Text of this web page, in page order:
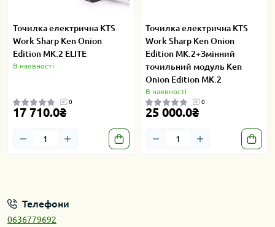
Точилка електрична KTS
Work Sharp Ken Onion
Edition MK.2 ELITE
В наявності
0
17 710.0₴
Точилка електрична KTS
Work Sharp Ken Onion
Edition MK.2+Змінний
точильний модуль Ken
Onion Edition MK.2
В наявності
0
25 000.0₴
Телефони
0636779692